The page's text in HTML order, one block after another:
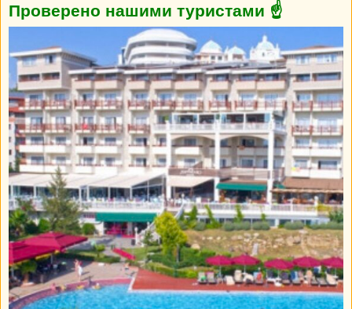
Проверено нашими туристами ☝